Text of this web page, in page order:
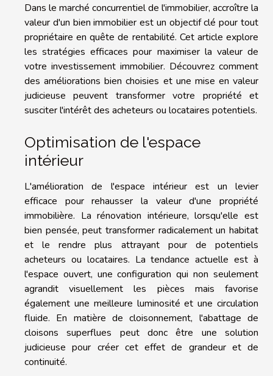
Dans le marché concurrentiel de l'immobilier, accroître la
valeur d'un bien immobilier est un objectif clé pour tout
propriétaire en quête de rentabilité. Cet article explore
les stratégies efficaces pour maximiser la valeur de
votre investissement immobilier. Découvrez comment
des améliorations bien choisies et une mise en valeur
judicieuse peuvent transformer votre propriété et
susciter l'intérêt des acheteurs ou locataires potentiels.
Optimisation de l'espace
intérieur
L'amélioration de l'espace intérieur est un levier
efficace pour rehausser la valeur d'une propriété
immobilière. La rénovation intérieure, lorsqu'elle est
bien pensée, peut transformer radicalement un habitat
et le rendre plus attrayant pour de potentiels
acheteurs ou locataires. La tendance actuelle est à
l'espace ouvert, une configuration qui non seulement
agrandit visuellement les pièces mais favorise
également une meilleure luminosité et une circulation
fluide. En matière de cloisonnement, l'abattage de
cloisons superflues peut donc être une solution
judicieuse pour créer cet effet de grandeur et de
continuité.